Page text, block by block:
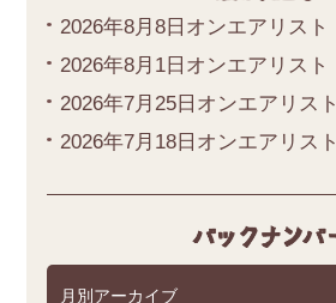
2026年8月8日オンエアリスト
2026年8月1日オンエアリスト
2026年7月25日オンエアリスト
2026年7月18日オンエアリスト